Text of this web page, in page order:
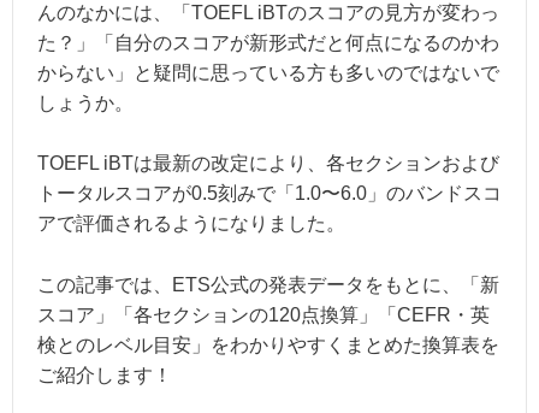
んのなかには、「TOEFL iBTのスコアの見方が変わっ
た？」「自分のスコアが新形式だと何点になるのかわ
からない」と疑問に思っている方も多いのではないで
しょうか。
TOEFL iBTは最新の改定により、各セクションおよび
トータルスコアが0.5刻みで「1.0〜6.0」のバンドスコ
アで評価されるようになりました。
この記事では、ETS公式の発表データをもとに、「新
スコア」「各セクションの120点換算」「CEFR・英
検とのレベル目安」をわかりやすくまとめた換算表を
ご紹介します！